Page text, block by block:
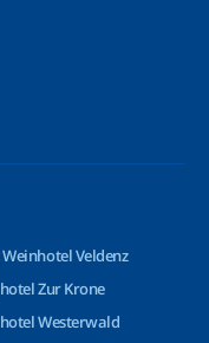
Weinhotel Veldenz
Zur Krone
Westerwald